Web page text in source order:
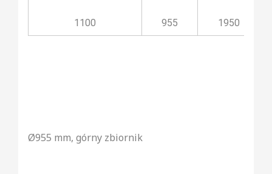
1100 955 1950
Ø955 mm, górny zbiornik